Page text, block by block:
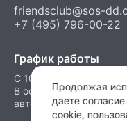
friendsclub@sos-
+7 (495) 796-00-22
График работы
C 10.00 до 18.00 в
В остальные часы
автоответчик
Продолжая
даете
cookie,